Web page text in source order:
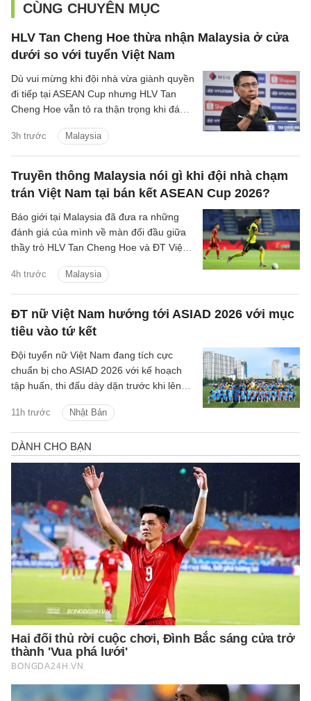
CÙNG CHUYÊN MỤC
HLV Tan Cheng Hoe thừa nhận Malaysia ở cửa
dưới so với tuyển Việt Nam
3h trước Malaysia
Dù vui mừng khi đội nhà vừa giành quyền
đi tiếp tại ASEAN Cup nhưng HLV Tan
Cheng Hoe vẫn tỏ ra thận trọng khi đánh
Việt Nam.
Truyền thông Malaysia nói gì khi đội nhà chạm
trán Việt Nam tại bán kết ASEAN Cup 2026?
4h trước Malaysia
Báo giới tại Malaysia đã đưa ra những
đánh giá của mình về màn đối đầu giữa
thầy trò HLV Tan Cheng Hoe và ĐT Việt
sắp tới.
ĐT nữ Việt Nam hướng tới ASIAD 2026 với mục
tiêu vào tứ kết
11h trước Nhật Bản
Đội tuyển nữ Việt Nam đang tích cực
chuẩn bị cho ASIAD 2026 với kế hoạch
tập huấn, thi đấu dày dặn trước khi lên